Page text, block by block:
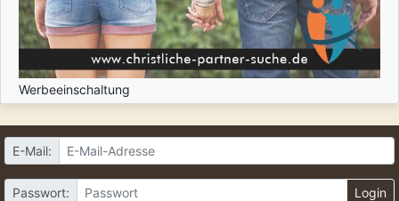
Werbeeinschaltung
E-Mail:
Passwort:
Login